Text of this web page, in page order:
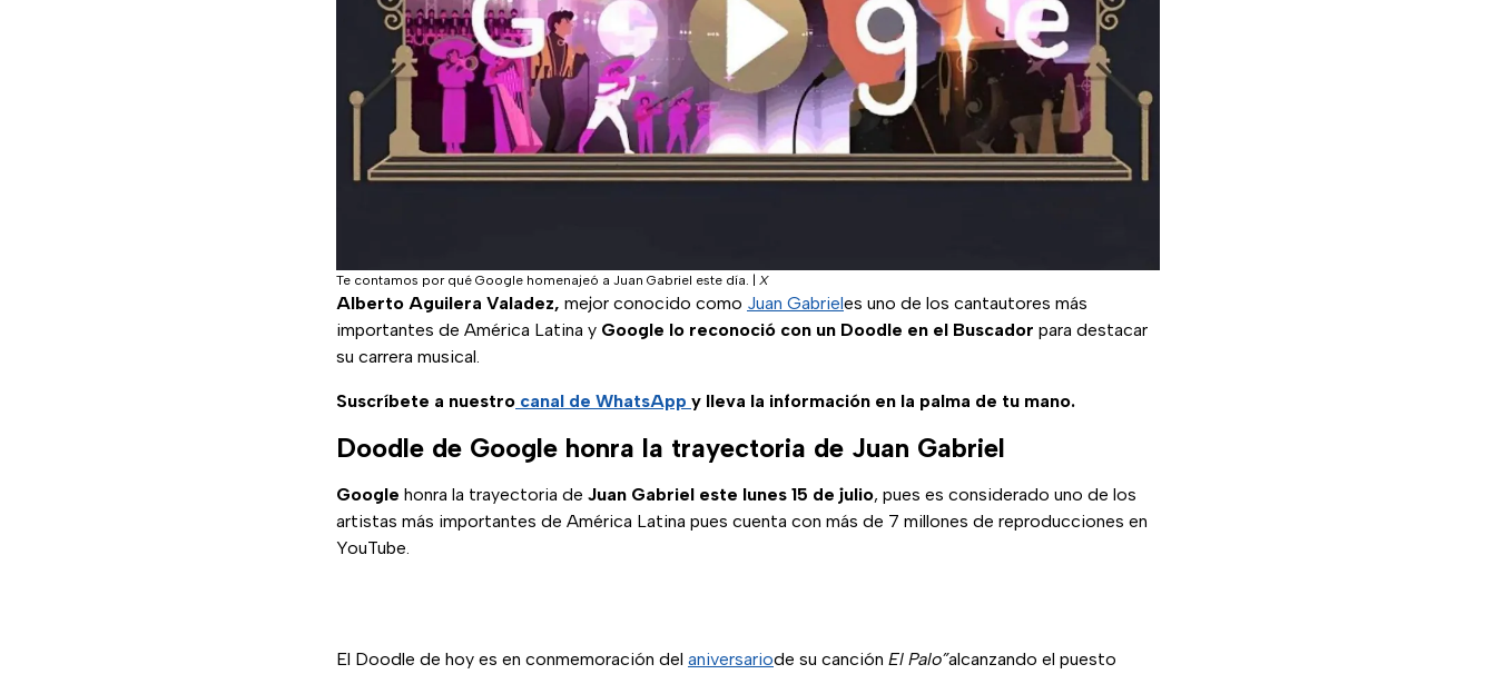
Te contamos por qué Google homenajeó a Juan Gabriel este día. X
Alberto Aguilera Valadez, mejor conocido como Juan Gabrieles uno de los cantautores más
importantes de América Latina y Google lo reconoció con un Doodle en el Buscador para destacar
su carrera musical.
Suscríbete a nuestro canal de WhatsApp y lleva la información en la palma de tu mano.
Doodle de Google honra la trayectoria de Juan Gabriel
Google honra la trayectoria de Juan Gabriel este lunes 15 de julio, pues es considerado uno de los
artistas más importantes de América Latina pues cuenta con más de 7 millones de reproducciones en
YouTube.
El Doodle de hoy es en conmemoración del aniversariode su canción El Palo”alcanzando el puesto